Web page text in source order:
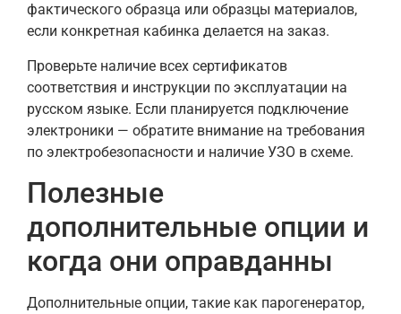
фактического образца или образцы материалов,
если конкретная кабинка делается на заказ.
Проверьте наличие всех сертификатов
соответствия и инструкции по эксплуатации на
русском языке. Если планируется подключение
электроники — обратите внимание на требования
по электробезопасности и наличие УЗО в схеме.
Полезные
дополнительные опции и
когда они оправданны
Дополнительные опции, такие как парогенератор,